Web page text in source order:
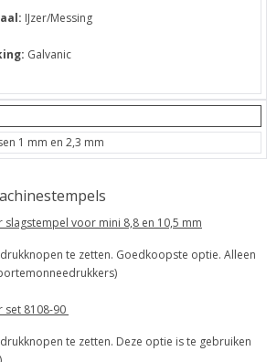
IJzer/Messing
Galvanic
1 mm en 2,3 mm
voor mini 8,8 en 10,5 mm
te zetten. Goedkoopste optie. Alleen
set 8108-90
te zetten. Deze optie is te gebruiken